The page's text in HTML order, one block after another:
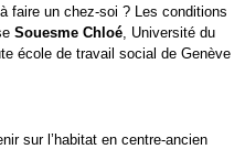
faire un chez-soi ? Les conditions
Souesme Chloé , Université du
école de travail social de Genève
sur l’habitat en centre-ancien